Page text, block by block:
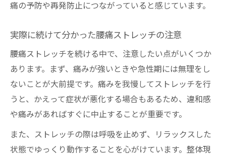
痛の予防や再発防止につながっていると感じています。
実際に続けて分かった腰痛ストレッチの注意
腰痛ストレッチを続ける中で、注意したい点がいくつか
あります。まず、痛みが強いときや急性期には無理をし
ないことが大前提です。痛みを我慢してストレッチを行
うと、かえって症状が悪化する場合もあるため、違和感
や痛みがあればすぐに中止することが重要です。
また、ストレッチの際は呼吸を止めず、リラックスした
状態でゆっくり動作することを心がけています。整体現